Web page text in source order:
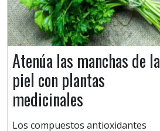
Atenúa las manchas de la
piel con plantas
medicinales
Los compuestos antioxidantes